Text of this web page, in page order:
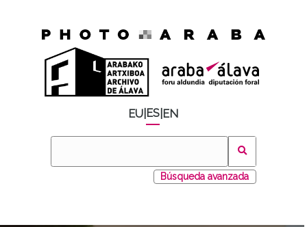
EU ES EN
Búsqueda avanzada